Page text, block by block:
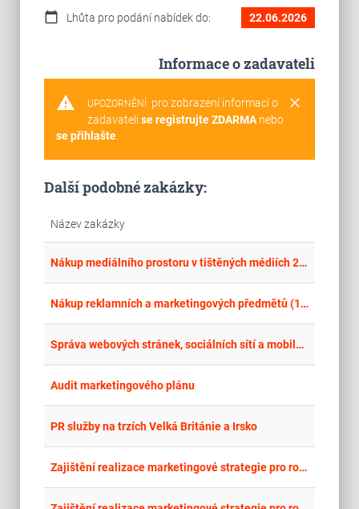
calendar_today Lhůta pro podání nabídek do: 22.06.2026
Informace o zadavateli
warning clear
UPOZORNĚNÍ: pro zobrazení informací o
zadavateli se registrujte ZDARMAnebo
se přihlašte.
Další podobné zakázky:
Název zakázky
Nákup mediálního prostoru v tištěných médiích 2026-2027 II.
Nákup reklamních a marketingových předmětů (1. část)
Správa webových stránek, sociálních sítí a mobilní aplikace pro MČ Brno-střed
Audit marketingového plánu
PR služby na trzích Velká Británie a Irsko
Zajištění realizace marketingové strategie pro rok 2026 (Rámcová dohoda) - Uzavřený MINITENDR 12/2026 - pro vybrané společnosti